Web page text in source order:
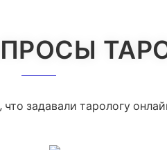
задавали тарологу